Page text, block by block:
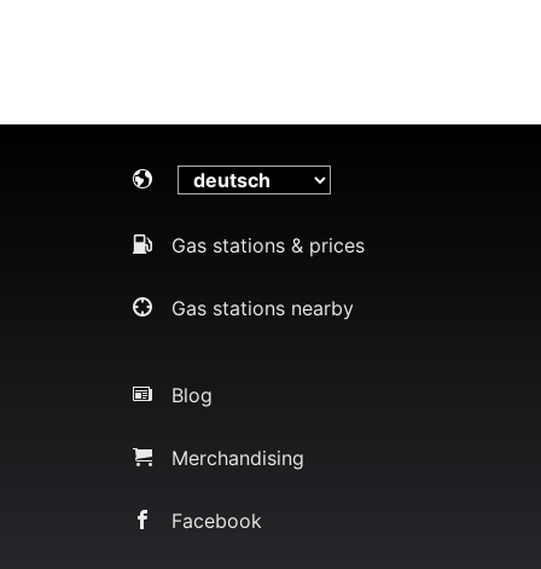
Gas stations & prices
Gas stations nearby
Blog
Merchandising
Facebook